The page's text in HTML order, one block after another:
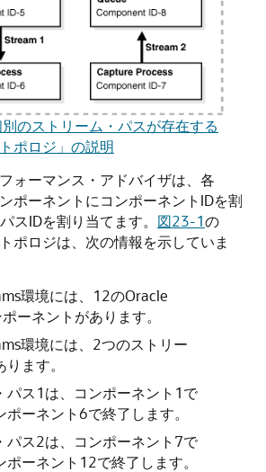
のストリーム・パスが存在する
ポロジ」の説明
ォーマンス・アドバイザは、各
ポーネントにコンポーネントIDを割
スIDを割り当てます。 図23-1の
ポロジは、次の情報を示していま
環境には、12のOracle
ーネントがあります。
環境には、2つのストリー
ます。
パス1は、コンポーネント1で
ーネント6で終了します。
パス2は、コンポーネント7で
ーネント12で終了します。